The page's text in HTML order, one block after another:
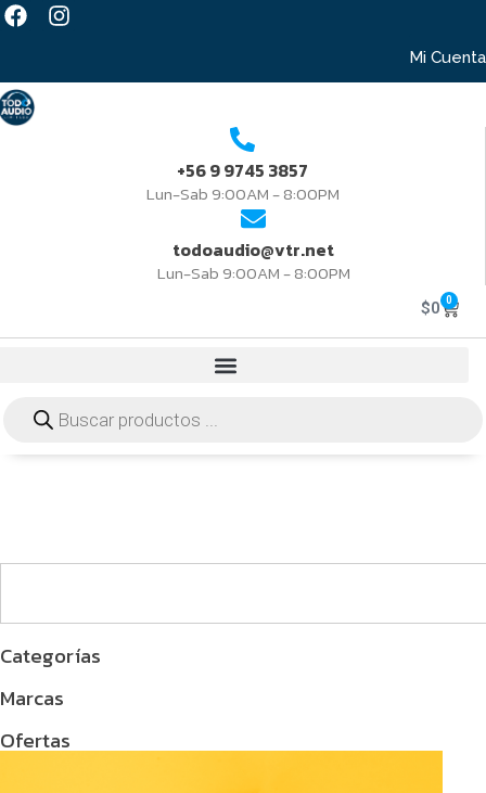
Mi Cuenta
+56 9 9745 3857
Lun-Sab 9:00AM - 8:00PM
todoaudio@vtr.net
Lun-Sab 9:00AM - 8:00PM
$0 0
Categorías
Marcas
Ofertas